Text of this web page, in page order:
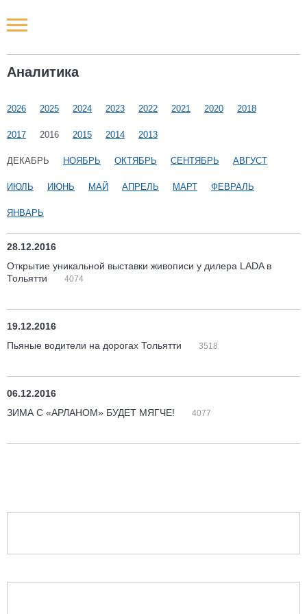
Аналитика
2026 2025 2024 2023 2022 2021 2020 2018
2017 2016 2015 2014 2013
ДЕКАБРЬ НОЯБРЬ ОКТЯБРЬ СЕНТЯБРЬ АВГУСТ
ИЮЛЬ ИЮНЬ МАЙ АПРЕЛЬ МАРТ ФЕВРАЛЬ
ЯНВАРЬ
28.12.2016
Открытие уникальной выставки живописи у дилера LADA в
Тольятти
4074
19.12.2016
Пьяные водители на дорогах Тольятти
3518
06.12.2016
ЗИМА С «АРЛАНОМ» БУДЕТ МЯГЧЕ!
4077
Новости РФ
Наши мероприятия
Статьи